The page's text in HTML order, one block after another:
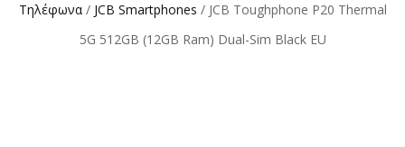
Τηλέφωνα/ JCB Smartphones / JCB Toughphone P20 Thermal
5G 512GB (12GB Ram) Dual-Sim Black EU